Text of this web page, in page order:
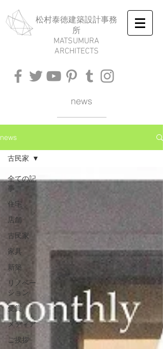
​松村泰徳建築設計事務
所
MATSUMURA
ARCHITECTS
news
news
全ての記
事
住宅
店舗
古民家
家具
新築
リノベー
ション
受賞
メディア
ご挨拶
古民家